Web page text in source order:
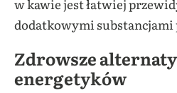
w kawie jest łatwiej
dodatkowymi substancjami
Zdrowsze
energetyków